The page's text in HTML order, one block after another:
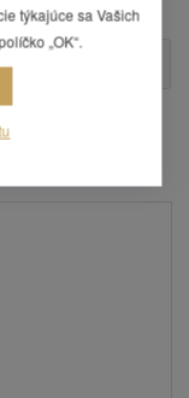
ROBOPAC.
týkajúce sa Vašich
„OK“.